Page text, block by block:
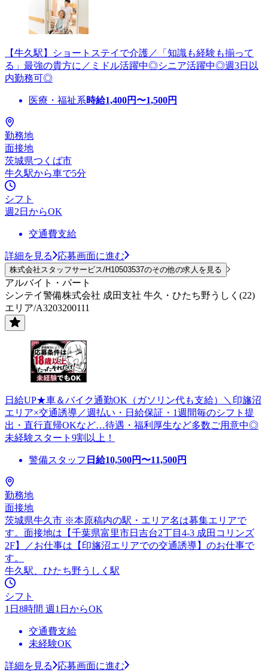
【牛久駅】ショートステイで介護／「知識も経験も揃って
る」最強の貴方に／ミドル活躍中◎シニア活躍中◎週3日以
内勤務可◎
医療・福祉系時給1,400円〜1,500円
勤務地
面接地
茨城県つくば市
牛久駅から車で5分
シフト
週2日からOK
交通費支給
詳細を見る 応募画面に進む
株式会社スタッフサービス/H10503537のその他の求人を見る
アルバイト・パート
シンテイ警備株式会社 成田支社 牛久・ひたち野うしく(22)
エリア/A3203200111
日給UP★車＆バイク通勤OK（ガソリン代も支給）＼印旛沼
エリア×交通誘導／週払い・日給保証・1週間毎のシフト提
出・直行直帰OKなど…待遇・福利厚生など多数ご用意中◎
未経験スタート9割以上！
警備スタッフ 日給10,500円〜11,500円
勤務地
面接地
茨城県牛久市 ※本原稿内の駅・エリア名は募集エリアで
す。面接地は【千葉県富里市日吉台2丁目4-3 成田コリンズ
2F】／お仕事は【印旛沼エリアでの交通誘導】のお仕事で
す。
牛久駅、ひたち野うしく駅
シフト
1日8時間 週1日からOK
交通費支給
未経験OK
詳細を見る
応募画面に進む